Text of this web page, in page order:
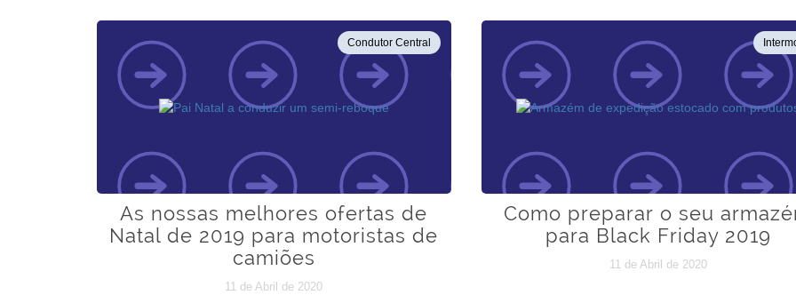
Condutor Central
As nossas melhores ofertas de
Natal de 2019 para motoristas de
camiões
11 de Abril de 2020
Como preparar o seu
para Black Friday 2019
11 de Abril de 2020